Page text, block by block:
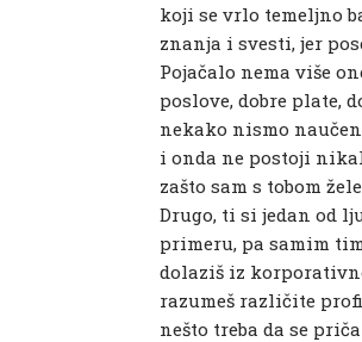
koji se vrlo temeljno
znanja i svesti, jer
Pojačalo nema više
poslove, dobre plate,
nekako nismo
i onda ne postoji
zašto sam s tobom
Drugo, ti si jedan od
primeru, pa samim
dolaziš iz
razumeš različite
nešto treba da se